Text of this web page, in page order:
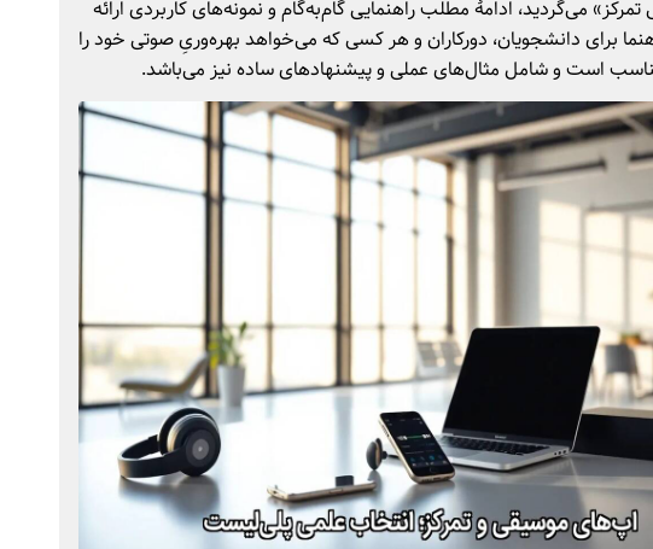
می‌گردید، ادامهٔ مطلب راهنمایی گام‌به‌گام و نمونه‌های کاربردی ارائه
برای دانشجویان، دورکاران و هر کسی که می‌خواهد بهره‌وریِ صوتی خود را
است و شامل مثال‌های عملی و پیشنهادهای ساده نیز می‌باشد.